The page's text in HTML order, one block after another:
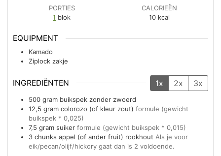
PORTIES
1 blok
CALORIEËN
10 kcal
EQUIPMENT
Kamado
Ziplock zakje
INGREDIËNTEN 1x 2x 3x
500 gram buikspek zonder zwoerd
12,5 gram colorozo (of kleur zout) formule (gewicht
buikspek * 0,025)
7,5 gram suiker formule (gewicht buikspek * 0,015)
3 chunks appel (of ander fruit) rookhout Als je voor
eik/pecan/olijf/hickory gaat dan is 2 voldoende.